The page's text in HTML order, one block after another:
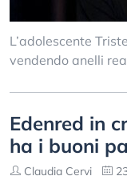
L’adolescente
vendendo anelli
Edenred in
ha i buoni
Claudia Cervi